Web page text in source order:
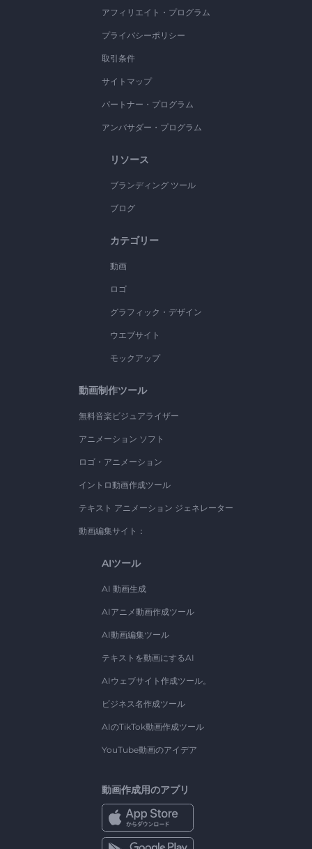
アフィリエイト・プログラム
プライバシーポリシー
取引条件
サイトマップ
パートナー・プログラム
アンバサダー・プログラム
リソース
ブランディング ツール
ブログ
カテゴリー
動画
ロゴ
グラフィック・デザイン
ウエブサイト
モックアップ
動画制作ツール
無料音楽ビジュアライザー
アニメーション ソフト
ロゴ・アニメーション
イントロ動画作成ツール
テキスト アニメーション ジェネレーター
動画編集サイト：
AIツール
AI 動画生成
AIアニメ動画作成ツール
AI動画編集ツール
テキストを動画にするAI
AIウェブサイト作成ツール。
ビジネス名作成ツール
AIのTikTok動画作成ツール
YouTube動画のアイデア
動画作成用のアプリ